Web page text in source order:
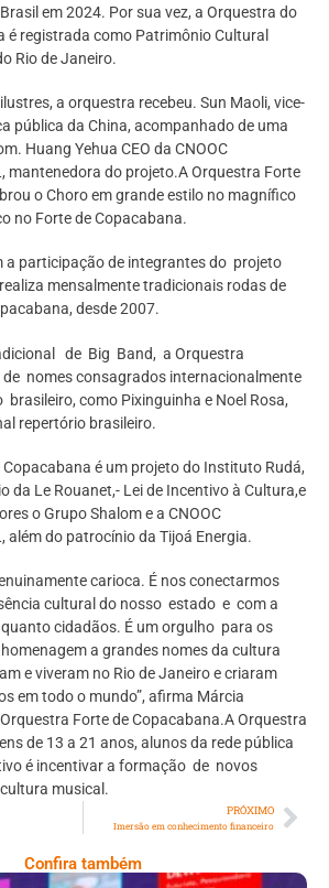
em 2024. Por sua vez, a Orquestra do
é registrada como Patrimônio Cultural
Rio de Janeiro.
a orquestra recebeu. Sun Maoli, vice-
pública da China, acompanhado de uma
Huang Yehua CEO da CNOOC
mantenedora do projeto.A Orquestra Forte
o Choro em grande estilo no magnífico
no Forte de Copacabana.
a participação de integrantes do projeto
mensalmente tradicionais rodas de
desde 2007.
de Big Band, a Orquestra
nomes consagrados internacionalmente
brasileiro, como Pixinguinha e Noel Rosa,
repertório brasileiro.
é um projeto do Instituto Rudá,
da Le Rouanet,- Lei de Incentivo à Cultura,e
o Grupo Shalom e a CNOOC
além do patrocínio da Tijoá Energia.
carioca. É nos conectarmos
cultural do nosso estado e com a
cidadãos. É um orgulho para os
a grandes nomes da cultura
e viveram no Rio de Janeiro e criaram
em todo o mundo”, afirma Márcia
Forte de Copacabana.A Orquestra
de 13 a 21 anos, alunos da rede pública
é incentivar a formação de novos
musical.
PRÓXIMO
Imersão em conhecimento financeiro
Confira também